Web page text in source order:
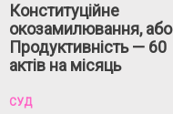
Конституційне
окозамилювання, або
Продуктивність — 60
актів на місяць
СУД